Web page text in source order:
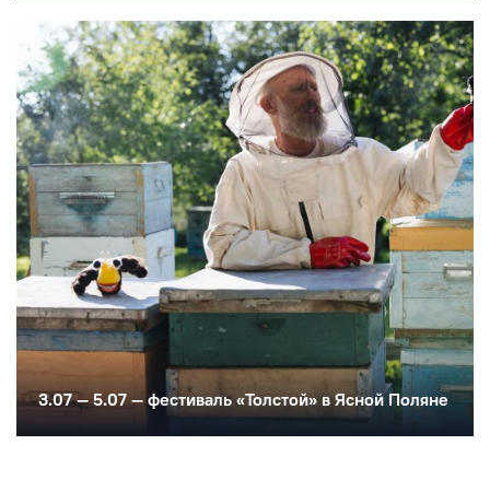
3.07 — 5.07 — фестиваль «Толстой» в Ясной Поляне